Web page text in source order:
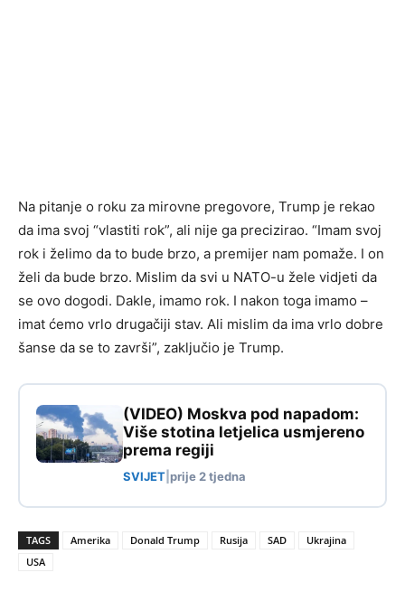
Na pitanje o roku za mirovne pregovore, Trump je rekao
da ima svoj “vlastiti rok”, ali nije ga precizirao. “Imam svoj
rok i želimo da to bude brzo, a premijer nam pomaže. I on
želi da bude brzo. Mislim da svi u NATO-u žele vidjeti da
se ovo dogodi. Dakle, imamo rok. I nakon toga imamo –
imat ćemo vrlo drugačiji stav. Ali mislim da ima vrlo dobre
šanse da se to završi”, zaključio je Trump.
(VIDEO) Moskva pod napadom:
Više stotina letjelica usmjereno
prema regiji
SVIJET prije 2 tjedna
TAGS Amerika Donald Trump Rusija SAD
Ukrajina
USA